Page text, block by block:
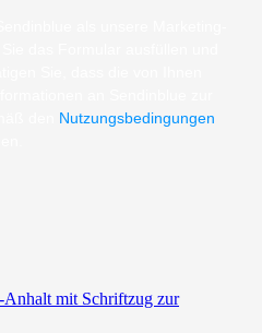
Nutzungsbedingungen